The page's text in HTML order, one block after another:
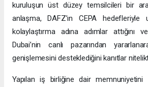
kuruluşun üst düzey temsilcileri bir
anlaşma, DAFZ’ın CEPA
kolaylaştırma adına adımlar attığını
Dubai’nin canlı pazarından
genişlemesini desteklediğini kanıtlar
Yapılan iş birliğine dair